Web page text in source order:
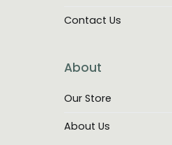
Contact Us
About
Our Store
About Us